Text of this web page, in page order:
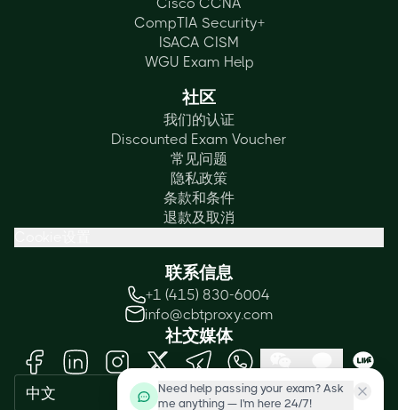
CompTIA Security+
ISACA CISM
WGU Exam Help
社区
我们的认证
Discounted Exam Voucher
常见问题
隐私政策
条款和条件
退款及取消
联系信息
+1 (415) 830-6004
info@cbtproxy.com
社交媒体
中文
Need help passing your exam? Ask
me anything — I'm here 24/7!